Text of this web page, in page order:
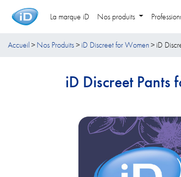
La marque iD Nos produits
Accueil Nos Produits iD Discreet for Women iD
iD Discreet Pants